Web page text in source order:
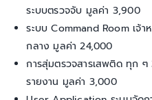
ระบบตรวจจับ มูลค่า 3,900
ระบบ Command Room เจ้า
กลาง มูลค่า 24,000
การสุ่มตรวจสารเสพติด ทุก
รายงาน มูลค่า 3,000